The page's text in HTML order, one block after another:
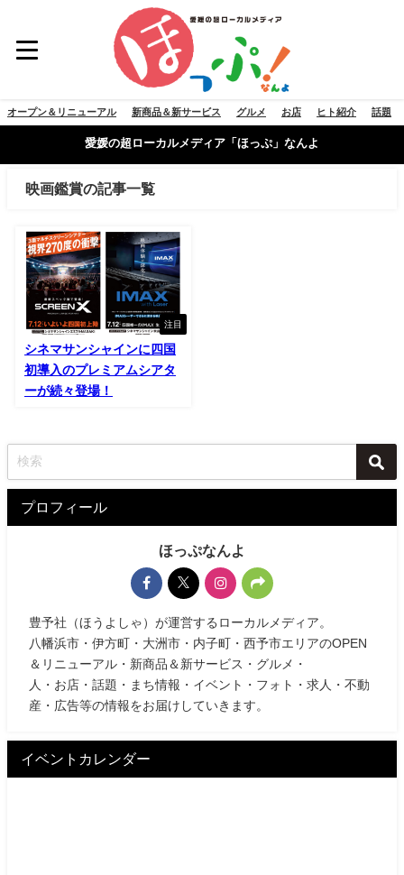
オープン＆リニューアル 新商品＆新サービス グルメ お店 ヒト紹介 話題
愛媛の超ローカルメディア「ほっぷ」なんよ
映画鑑賞の記事一覧
注目
シネマサンシャインに四国
初導入のプレミアムシアタ
ーが続々登場！
プロフィール
ほっぷなんよ
豊予社（ほうよしゃ）が運営するローカルメディア。
八幡浜市・伊方町・大洲市・内子町・西予市エリアのOPEN
＆リニューアル・新商品＆新サービス・グルメ・
人・お店・話題・まち情報・イベント・フォト・求人・不動
産・広告等の情報をお届けしていきます。
イベントカレンダー